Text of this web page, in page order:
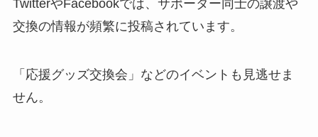
TwitterやFacebookでは、サポーター同士の譲渡や
交換の情報が頻繁に投稿されています。
「応援グッズ交換会」などのイベントも見逃せま
せん。